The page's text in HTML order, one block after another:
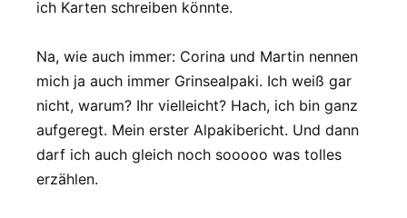
ich Karten schreiben könnte.
Na, wie auch immer: Corina und Martin nennen
mich ja auch immer Grinsealpaki. Ich weiß gar
nicht, warum? Ihr vielleicht? Hach, ich bin ganz
aufgeregt. Mein erster Alpakibericht. Und dann
darf ich auch gleich noch sooooo was tolles
erzählen.